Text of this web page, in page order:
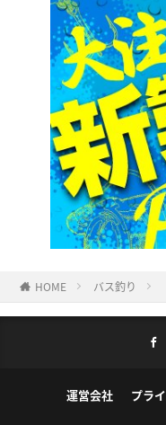
HOME バス釣り
運営会社 プラ